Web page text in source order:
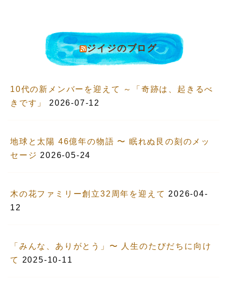
ジイジのブログ
10代の新メンバーを迎えて ～「奇跡は、起きるべ
きです」
2026-07-12
地球と太陽 46億年の物語 〜 眠れぬ艮の刻のメッ
セージ 2026-05-24
木の花ファミリー創立32周年を迎えて 2026-04-
12
「みんな、ありがとう」〜 人生のたびだちに向け
て
2025-10-11